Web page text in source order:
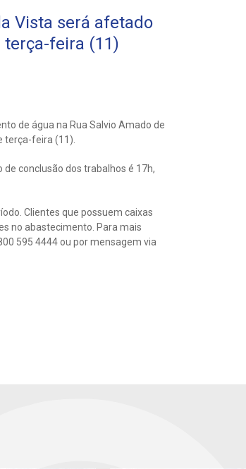
Vista será afetado
feira (11)
de água na Rua Salvio Amado de
terça-feira (11).
conclusão dos trabalhos é 17h,
Clientes que possuem caixas
no abastecimento. Para mais
595 4444 ou por mensagem via